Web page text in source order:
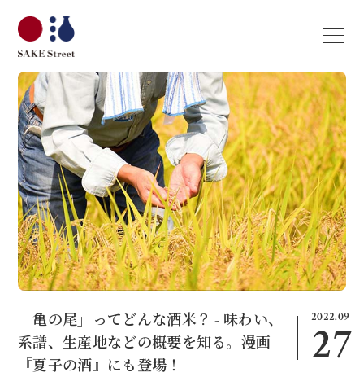
2022.09
27
「亀の尾」ってどんな酒米？ - 味わい、
系譜、生産地などの概要を知る。漫画
『夏子の酒』にも登場！